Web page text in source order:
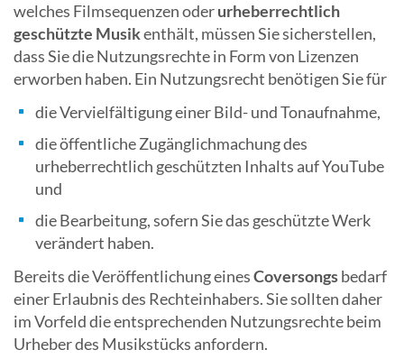
welches Filmsequenzen oderurheberrechtlich
geschützte Musikenthält, müssen Sie sicherstellen,
dass Sie die Nutzungsrechte in Form von Lizenzen
erworben haben. Ein Nutzungsrecht benötigen Sie für
die Vervielfältigung einer Bild- und Tonaufnahme,
die öffentliche Zugänglichmachung des
urheberrechtlich geschützten Inhalts auf YouTube
und
die Bearbeitung, sofern Sie das geschützte Werk
verändert haben.
Bereits die Veröffentlichung einesCoversongsbedarf
einer Erlaubnis des Rechteinhabers. Sie sollten daher
im Vorfeld die entsprechenden Nutzungsrechte beim
Urheber des Musikstücks anfordern.